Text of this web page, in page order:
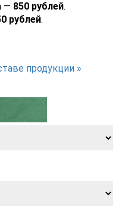
— 850 рублей.
рублей.
продукции »